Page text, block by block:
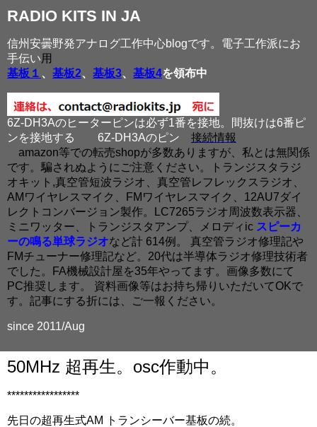
RADIO KITS IN JA
信州安曇野発アナログ工作中心blogです。電子工作派にお
手伝い用
基板１ 、 基板2、 基板3、 基板4を領布中
6Z-DH3Aのヒーターピンは必ず1番を接地。間抜けは6番ピ
ンを接地する
6Z-DH3Aのピン 接続情報
amazon等での転売shopが多数ありますが、私とは無関係
です。騙されぬようにご注意ください。トランジスタラジ
オキット,真空管短波ラジオ、真空管レフレックスラジオ、
AMワイヤレスマイク、FMワイヤレスマイク、12AU7ダイ
レクトコンバージョン製作。LC7265ラジオ周波数表示器、
ミニワッター、トランジスタアンプ、メロディic スピーカ
ーの鳴る単球ラジオなど計 614例。 真空管ラジオ修理記や
FMチューナー修理記など。20代は半導体ラジオ修理技術者
でした。FA機械設計屋を35年やってます。画像多数にて
PC推奨します。 資料画像等はお持ち帰りいただいてOKで
す。記事にする折には、ご一報ください。
since 2011/Aug
50MHz 超再生。osc作動中。
*****************
先日の超再生式AM トランシーバー基板の続。